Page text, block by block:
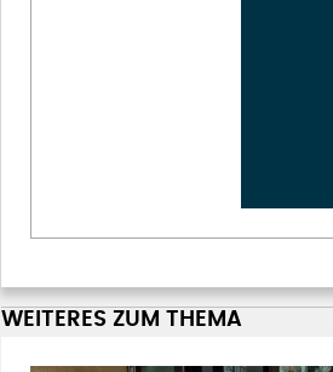
WEITERES ZUM THEMA